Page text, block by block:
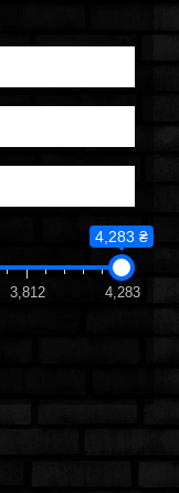
4,283 ₴
3,812 4,283